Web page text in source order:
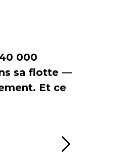
000
sa flotte —
Et ce